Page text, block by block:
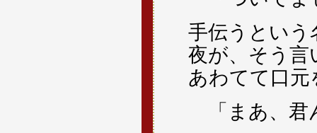
手伝うという
夜が、そう言
あわてて口元
「まあ、